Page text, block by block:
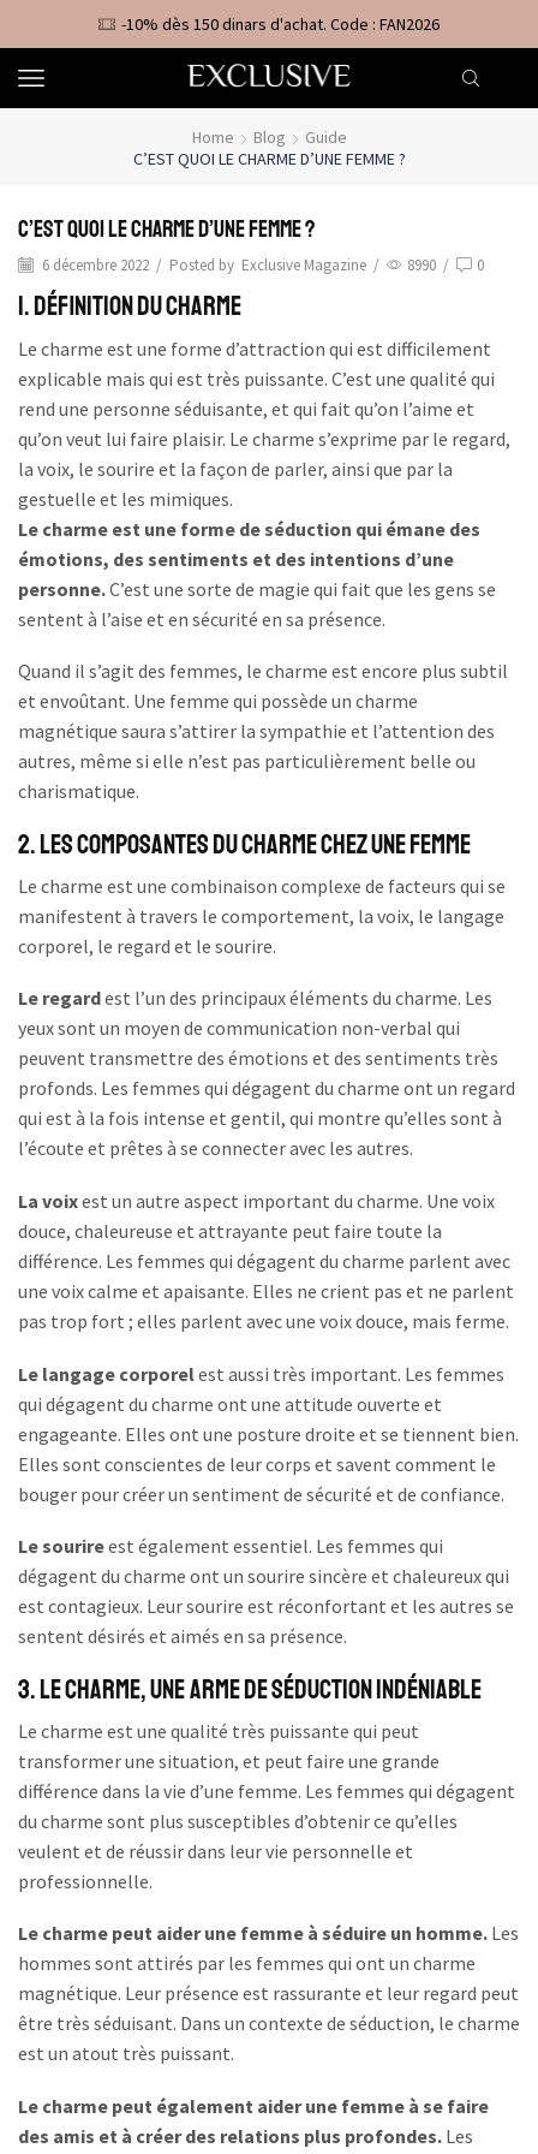
-10% dès 150 dinars d'achat. Code : FAN2026
Home Blog
Guide
C’EST QUOI LE CHARME D’UNE FEMME ?
C’est quoi le charme d’une femme ?
6 décembre 2022 / Posted by Exclusive Magazine / 8990 / 0
1. Définition du charme
Le charme est une forme d’attraction qui est difficilement
explicable mais qui est très puissante. C’est une qualité qui
rend une personne séduisante, et qui fait qu’on l’aime et
qu’on veut lui faire plaisir. Le charme s’exprime par le regard,
la voix, le sourire et la façon de parler, ainsi que par la
gestuelle et les mimiques.
Le charme est une forme de séduction qui émane des
émotions, des sentiments et des intentions d’une
personne.C’est une sorte de magie qui fait que les gens se
sentent à l’aise et en sécurité en sa présence.
Quand il s’agit des femmes, le charme est encore plus subtil
et envoûtant. Une femme qui possède un charme
magnétique saura s’attirer la sympathie et l’attention des
autres, même si elle n’est pas particulièrement belle ou
charismatique.
2. Les composantes du charme chez une femme
Le charme est une combinaison complexe de facteurs qui se
manifestent à travers le comportement, la voix, le langage
corporel, le regard et le sourire.
Le regardest l’un des principaux éléments du charme. Les
yeux sont un moyen de communication non-verbal qui
peuvent transmettre des émotions et des sentiments très
profonds. Les femmes qui dégagent du charme ont un regard
qui est à la fois intense et gentil, qui montre qu’elles sont à
l’écoute et prêtes à se connecter avec les autres.
La voixest un autre aspect important du charme. Une voix
douce, chaleureuse et attrayante peut faire toute la
différence. Les femmes qui dégagent du charme parlent avec
une voix calme et apaisante. Elles ne crient pas et ne parlent
pas trop fort ; elles parlent avec une voix douce, mais ferme.
Le langage corporelest aussi très important. Les femmes
qui dégagent du charme ont une attitude ouverte et
engageante. Elles ont une posture droite et se tiennent bien.
Elles sont conscientes de leur corps et savent comment le
bouger pour créer un sentiment de sécurité et de confiance.
Le sourireest également essentiel. Les femmes qui
dégagent du charme ont un sourire sincère et chaleureux qui
est contagieux. Leur sourire est réconfortant et les autres se
sentent désirés et aimés en sa présence.
3. Le charme, une arme de séduction indéniable
Le charme est une qualité très puissante qui peut
transformer une situation, et peut faire une grande
différence dans la vie d’une femme. Les femmes qui dégagent
du charme sont plus susceptibles d’obtenir ce qu’elles
veulent et de réussir dans leur vie personnelle et
professionnelle.
Le charme peut aider une femme à séduire un homme. Les
hommes sont attirés par les femmes qui ont un charme
magnétique. Leur présence est rassurante et leur regard peut
être très séduisant. Dans un contexte de séduction, le charme
est un atout très puissant.
Le charme peut également aider une femme à se faire
des amis et à créer des relations plus profondes. Les